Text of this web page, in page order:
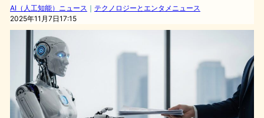
AI（人工知能）ニュース ｜ テクノロジーとエンタメニュース
2025年11月7日17:15